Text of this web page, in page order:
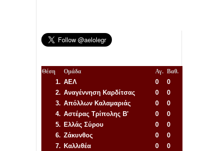
Θέση Ομάδα Αγ. Βαθ.
1. ΑΕΛ 0
0
2. Αναγέννηση Καρδίτσας 0
0
3. Απόλλων Καλαμαριάς 0
0
4. Αστέρας Τρίπολης Β' 0
0
5. Ελλάς Σύρου 0
0
6. Ζάκυνθος 0
0
7. Καλλιθέα 0
0